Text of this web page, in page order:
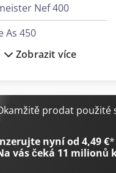
Nef 400
As 450
400
Hu 230 Dg
Zobrazit více
prodat použité
nyní od 4,49 €*
vás čeká 11 milionů